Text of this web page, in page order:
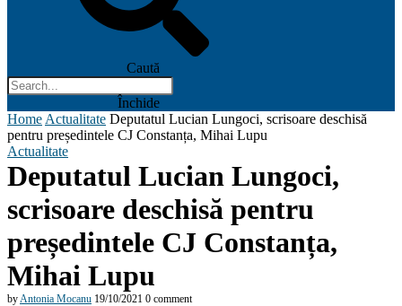
Caută
Închide
Home Actualitate Deputatul Lucian Lungoci, scrisoare deschisă
pentru președintele CJ Constanța, Mihai Lupu
Actualitate
Deputatul Lucian Lungoci,
scrisoare deschisă pentru
președintele CJ Constanța,
Mihai Lupu
byAntonia Mocanu 19/10/2021 0 comment